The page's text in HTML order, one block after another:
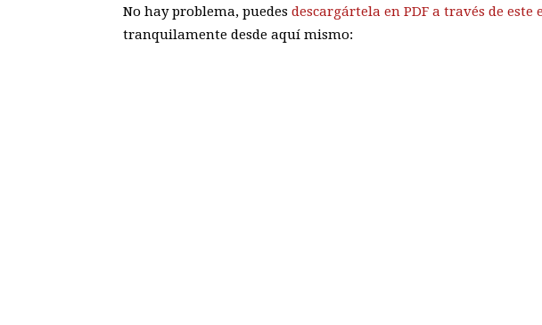
No hay problema, puedes descargártela en PDF a través de este
tranquilamente desde aquí mismo: